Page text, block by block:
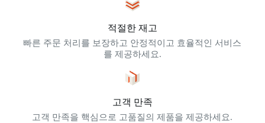
적절한 재고
빠른 주문 처리를 보장하고 안정적이고 효율적인 서비스
를 제공하세요.
고객 만족
고객 만족을 핵심으로 고품질의 제품을 제공하세요.